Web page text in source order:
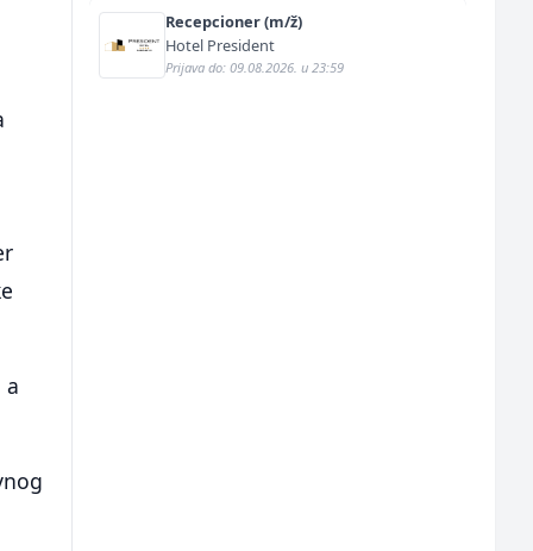
a
Recepcioner (m/ž)
Hotel President
Prijava do: 09.08.2026. u 23:59